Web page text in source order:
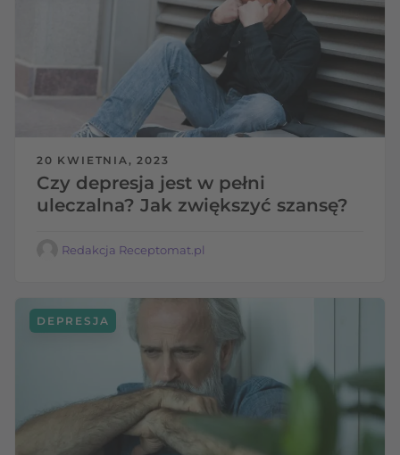
20 KWIETNIA, 2023
Czy depresja jest w pełni
uleczalna? Jak zwiększyć szansę?
Redakcja Receptomat.pl
DEPRESJA